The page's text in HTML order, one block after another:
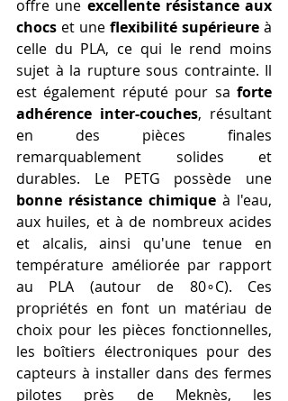
offre une excellente résistance aux
chocs et une flexibilité supérieure à
celle du PLA, ce qui le rend moins
sujet à la rupture sous contrainte. Il
est également réputé pour sa forte
adhérence inter-couches, résultant
en des pièces finales
remarquablement solides et
bonne résistance chimique à l'eau,
aux huiles, et à de nombreux acides
et alcalis, ainsi qu'une tenue en
température améliorée par rapport
au PLA (autour de 80∘C). Ces
propriétés en font un matériau de
choix pour les pièces fonctionnelles,
les boîtiers électroniques pour des
capteurs à installer dans des fermes
pilotes près de Meknès, les